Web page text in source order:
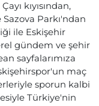
kıyısından,
Parkı'ndan
ile Eskişehir
gündem ve şehir
sayfalarımıza
maç
sporun kalbi
Türkiye'nin